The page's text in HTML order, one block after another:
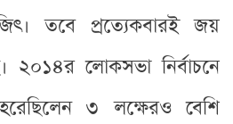
তবে প্রত্যেকবারই জয়
২০১৪র লোকসভা নির্বাচনে
৩ লক্ষেরও বেশি